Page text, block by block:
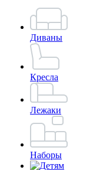
Диваны
Кресла
Лежаки
Наборы